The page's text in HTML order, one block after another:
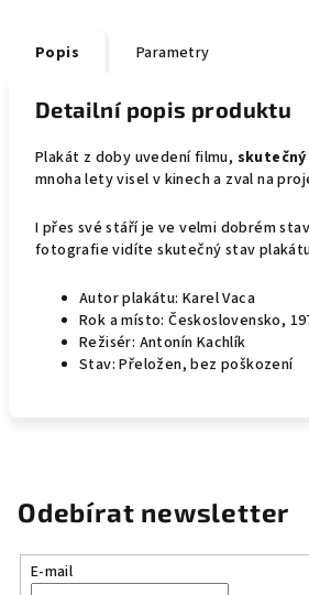
Popis Parametry
Detailní popis produktu
Plakát z doby uvedení filmu,
mnoha lety visel v kinech a zval na
I přes své stáří je ve velmi dobrém
fotografie vidíte skutečný stav
Autor plakátu: Karel Vaca
Rok a místo: Československo,
Režisér: Antonín Kachlík
Stav: Přeložen, bez poškození
Odebírat newsletter
E-mail